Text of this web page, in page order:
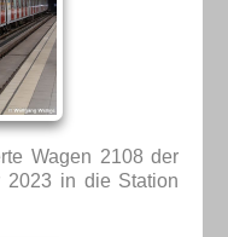
Wagen 2108 der
2023 in die Station